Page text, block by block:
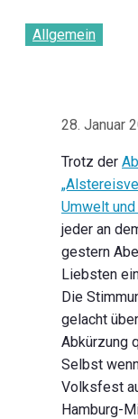
Allgemein
28. Januar
Trotz der
Umwelt
jeder an
gestern
Liebsten
Die
gelacht
Abkürzung
Selbst
Volksfest
Hamburg-